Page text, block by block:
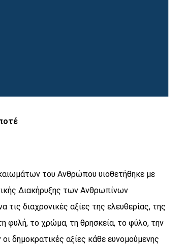
του Ανθρώπου υιοθετήθηκε με
Διακήρυξης των Ανθρωπίνων
διαχρονικές αξίες της ελευθερίας, της
φυλή, το χρώμα, τη θρησκεία, το φύλο, την
δημοκρατικές αξίες κάθε ευνομούμενης